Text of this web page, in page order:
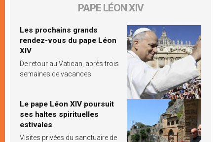
PAPE LÉON XIV
Les prochains grands
rendez-vous du pape Léon
XIV
De retour au Vatican, après trois
semaines de vacances
Le pape Léon XIV poursuit
ses haltes spirituelles
estivales
Visites privées du sanctuaire de